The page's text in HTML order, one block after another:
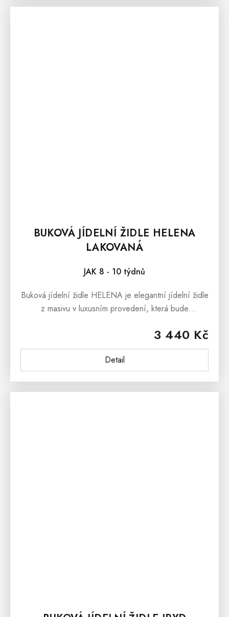
BUKOVÁ JÍDELNÍ ŽIDLE HELENA
LAKOVANÁ
JAK 8 - 10 týdnů
3 440 Kč
Detail
Buková jídelní židle HELENA je elegantní jídelní židle
z masivu v luxusním provedení, která bude
Čalouněná jídelní židle je...